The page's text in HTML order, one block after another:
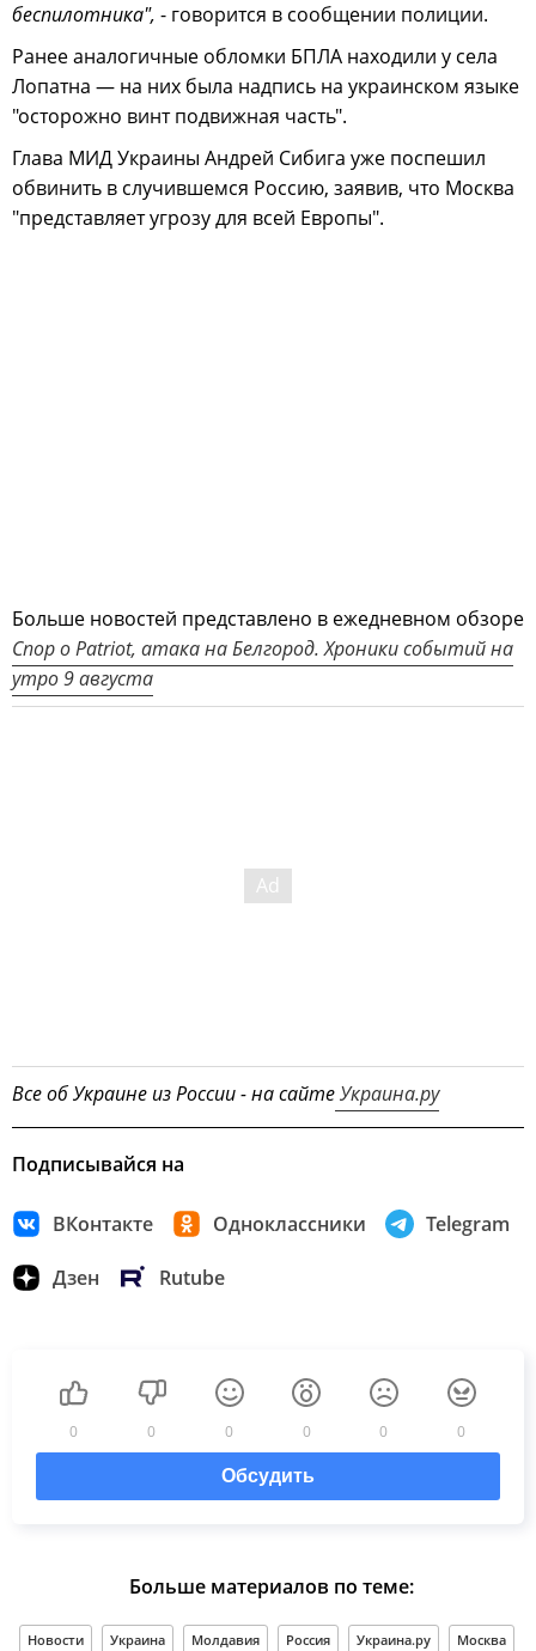
беспилотника", - говорится в сообщении полиции.
Ранее аналогичные обломки БПЛА находили у села
Лопатна — на них была надпись на украинском языке
"осторожно винт подвижная часть".
Глава МИД Украины Андрей Сибига уже поспешил
обвинить в случившемся Россию, заявив, что Москва
"представляет угрозу для всей Европы".
Больше новостей представлено в ежедневном обзоре
Спор о Patriot, атака на Белгород. Хроники событий на
утро 9 августа
Все об Украине из России - на сайтеУкраина.ру
Подписывайся на
ВКонтакте Одноклассники Telegram
Дзен Rutube
0 0 0 0 0 0
Обсудить
Больше материалов по теме:
Новости Украина Молдавия Россия Украина.ру Москва